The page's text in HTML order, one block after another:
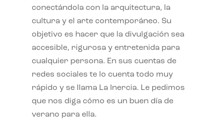
conectándola con la arquitectura, la
cultura y el arte contemporáneo. Su
objetivo es hacer que la divulgación sea
accesible, rigurosa y entretenida para
cualquier persona. En sus cuentas de
redes sociales te lo cuenta todo muy
rápido y se llama La Inercia. Le pedimos
que nos diga cómo es un buen día de
verano para ella.